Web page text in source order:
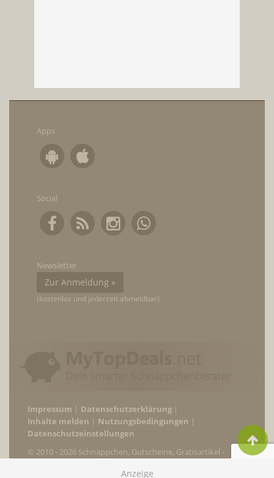
Apps
Social
Newsletter
Zur Anmeldung »
(kostenlos und jederzeit abmeldbar)
Impressum
Datenschutzerklärung
Inhalte melden
Nutzungsbedingungen
Datenschutzeinstellungen
© 2010 - 2026 Schnäppchen, Gutscheine, Gratisartikel -